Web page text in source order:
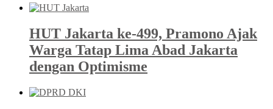
HUT Jakarta ke-499, Pramono Ajak
Warga Tatap Lima Abad Jakarta
dengan Optimisme